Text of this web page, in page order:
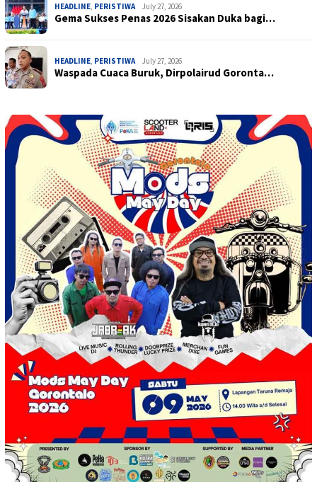
HEADLINE PERISTIWA July 27, 2026
Gema Sukses Penas 2026 Sisakan Duka bagi…
HEADLINE PERISTIWA July 27, 2026
Waspada Cuaca Buruk, Dirpolairud Goronta…